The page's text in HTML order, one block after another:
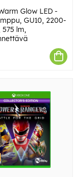
Glow LED -
GU10, 2200-
lm,